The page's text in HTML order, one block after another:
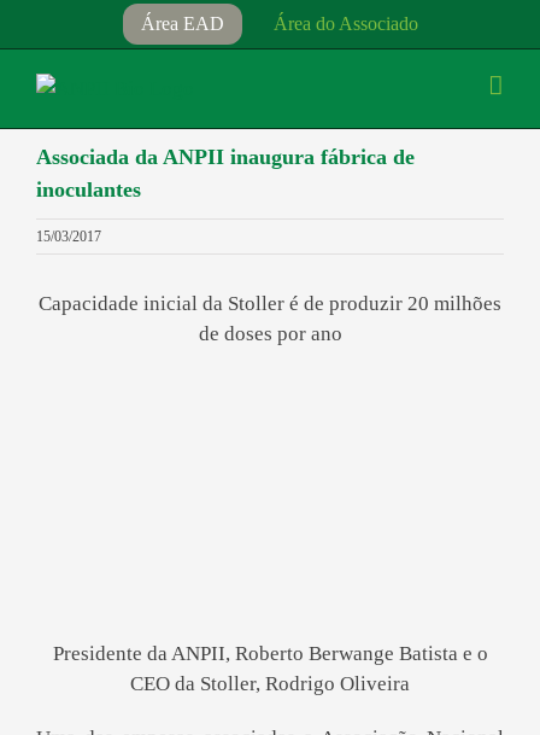
para
Área EAD Área do Associado
Associada da ANPII inaugura fábrica de
inoculantes
15/03/2017
Capacidade inicial da Stoller é de produzir 20 milhões
de doses por ano
Presidente da ANPII, Roberto Berwange Batista e o
CEO da Stoller, Rodrigo Oliveira